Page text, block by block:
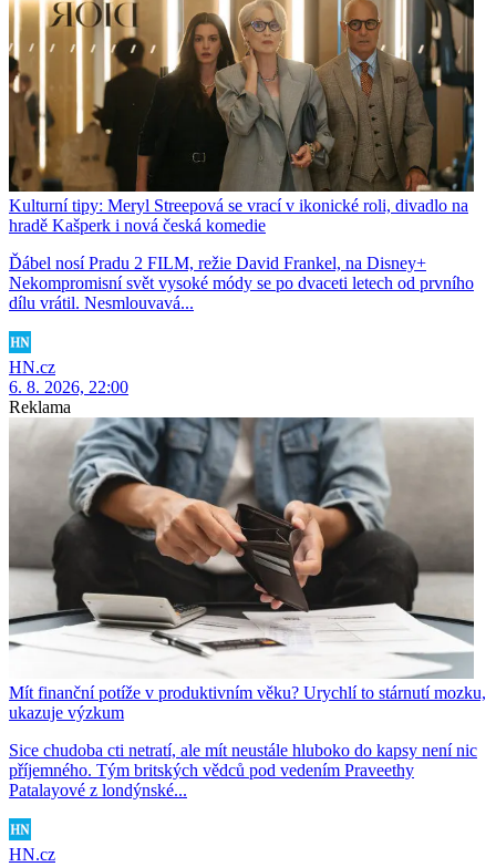
Kulturní tipy: Meryl Streepová se vrací v ikonické roli, divadlo na
hradě Kašperk i nová česká komedie
Ďábel nosí Pradu 2 FILM, režie David Frankel, na Disney+
Nekompromisní svět vysoké módy se po dvaceti letech od prvního
dílu vrátil. Nesmlouvavá...
HN.cz
6. 8. 2026, 22:00
Reklama
Mít finanční potíže v produktivním věku? Urychlí to stárnutí mozku,
ukazuje výzkum
Sice chudoba cti netratí, ale mít neustále hluboko do kapsy není nic
příjemného. Tým britských vědců pod vedením Praveethy
Patalayové z londýnské...
HN.cz